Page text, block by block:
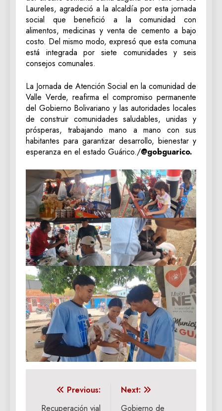
Laureles, agradeció a la alcaldía por esta jornada
social que benefició a la comunidad con
alimentos, medicinas y venta de cemento a bajo
costo. Del mismo modo, expresó que esta comuna
está integrada por siete comunidades y seis
consejos comunales.
La Jornada de Atención Social en la comunidad de
Valle Verde, reafirma el compromiso permanente
del Gobierno Bolivariano y las autoridades locales
de construir comunidades saludables, unidas y
prósperas, trabajando mano a mano con sus
habitantes para garantizar desarrollo, bienestar y
esperanza en el estado Guárico./@gobguarico.
Navegación
Previous:
Recuperación vial
Next:
Gobierno de